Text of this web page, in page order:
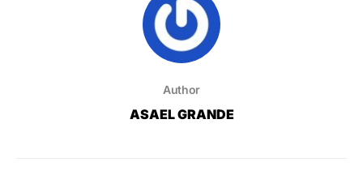
Author
ASAEL GRANDE